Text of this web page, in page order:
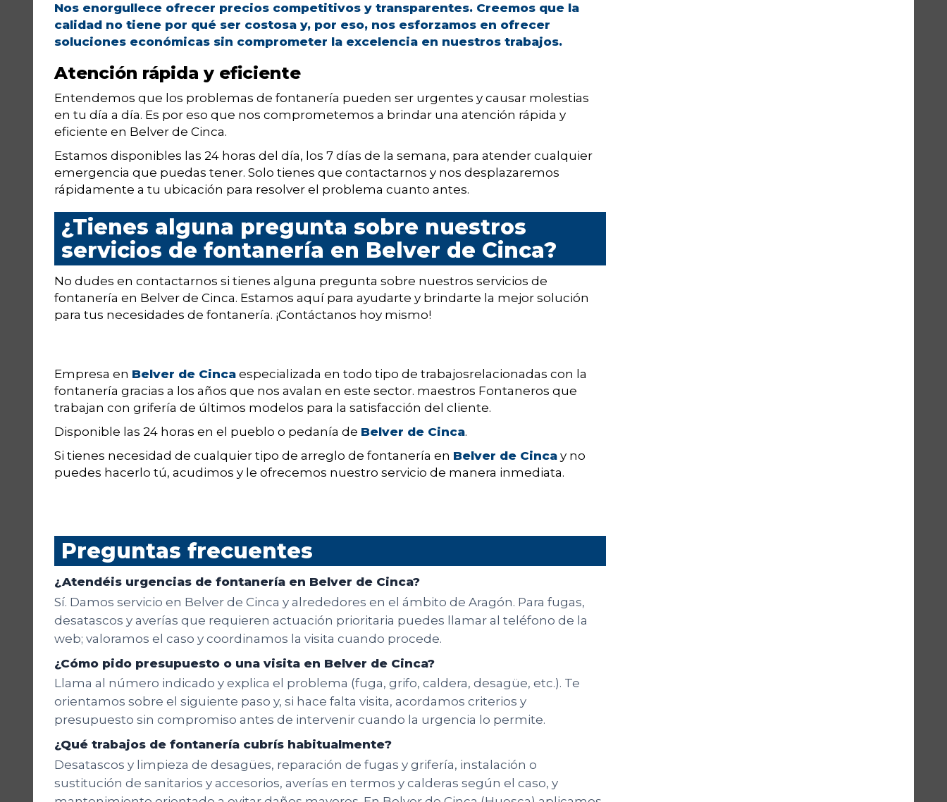
Nos enorgullece ofrecer precios competitivos y transparentes. Creemos que la
calidad no tiene por qué ser costosa y, por eso, nos esforzamos en ofrecer
soluciones económicas sin comprometer la excelencia en nuestros trabajos.
Atención rápida y eficiente
Entendemos que los problemas de fontanería pueden ser urgentes y causar molestias
en tu día a día. Es por eso que nos comprometemos a brindar una atención rápida y
eficiente en Belver de Cinca.
Estamos disponibles las 24 horas del día, los 7 días de la semana, para atender cualquier
emergencia que puedas tener. Solo tienes que contactarnos y nos desplazaremos
rápidamente a tu ubicación para resolver el problema cuanto antes.
¿Tienes alguna pregunta sobre nuestros
servicios de fontanería en Belver de Cinca?
No dudes en contactarnos si tienes alguna pregunta sobre nuestros servicios de
fontanería en Belver de Cinca. Estamos aquí para ayudarte y brindarte la mejor solución
para tus necesidades de fontanería. ¡Contáctanos hoy mismo!
Empresa en Belver de Cinca especializada en todo tipo de trabajosrelacionadas con la
fontanería gracias a los años que nos avalan en este sector. maestros Fontaneros que
trabajan con grifería de últimos modelos para la satisfacción del cliente.
Disponible las 24 horas en el pueblo o pedanía de Belver de Cinca.
Si tienes necesidad de cualquier tipo de arreglo de fontanería en Belver de Cinca y no
puedes hacerlo tú, acudimos y le ofrecemos nuestro servicio de manera inmediata.
Preguntas frecuentes
¿Atendéis urgencias de fontanería en Belver de Cinca?
Sí. Damos servicio en Belver de Cinca y alrededores en el ámbito de Aragón. Para fugas,
desatascos y averías que requieren actuación prioritaria puedes llamar al teléfono de la
web; valoramos el caso y coordinamos la visita cuando procede.
¿Cómo pido presupuesto o una visita en Belver de Cinca?
Llama al número indicado y explica el problema (fuga, grifo, caldera, desagüe, etc.). Te
orientamos sobre el siguiente paso y, si hace falta visita, acordamos criterios y
presupuesto sin compromiso antes de intervenir cuando la urgencia lo permite.
¿Qué trabajos de fontanería cubrís habitualmente?
Desatascos y limpieza de desagües, reparación de fugas y grifería, instalación o
sustitución de sanitarios y accesorios, averías en termos y calderas según el caso, y